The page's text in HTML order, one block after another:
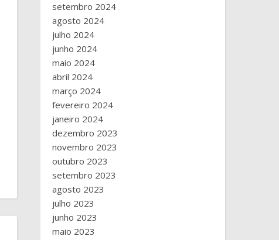
setembro 2024
agosto 2024
julho 2024
junho 2024
maio 2024
abril 2024
março 2024
fevereiro 2024
janeiro 2024
dezembro 2023
novembro 2023
outubro 2023
setembro 2023
agosto 2023
julho 2023
junho 2023
maio 2023